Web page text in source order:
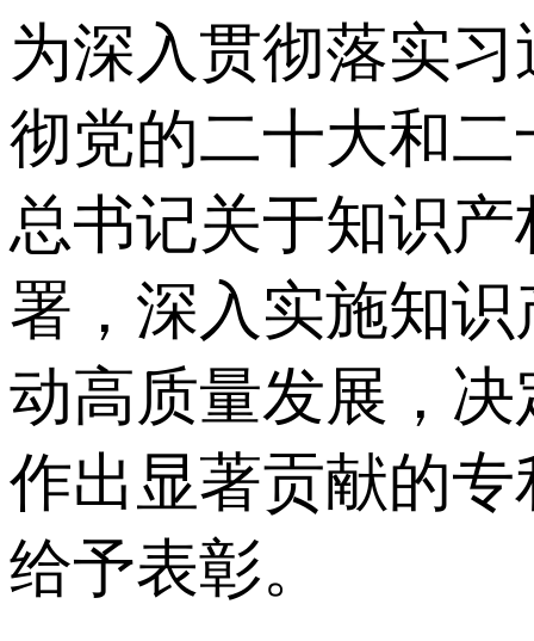
为深入贯彻落实
彻党的二十大和
总书记关于知识
署，深入实施知
动高质量发展，
作出显著贡献的
给予表彰。